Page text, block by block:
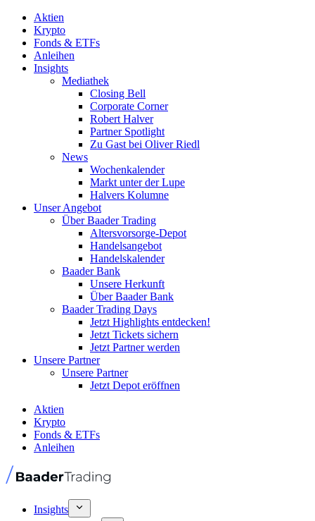
Aktien
Krypto
Fonds & ETFs
Anleihen
Insights
Mediathek
Closing Bell
Corporate Corner
Robert Halver
Partner Spotlight
Zu Gast bei Oliver Riedl
News
Wochenkalender
Markt unter der Lupe
Halvers Kolumne
Unser Angebot
Über Baader Trading
Altersvorsorge-Depot
Handelsangebot
Handelskalender
Baader Bank
Unsere Herkunft
Über Baader Bank
Baader Trading Days
Jetzt Highlights entdecken!
Jetzt Tickets sichern
Jetzt Partner werden
Unsere Partner
Unsere Partner
Jetzt Depot eröffnen
Aktien
Krypto
Fonds & ETFs
Anleihen
Insights